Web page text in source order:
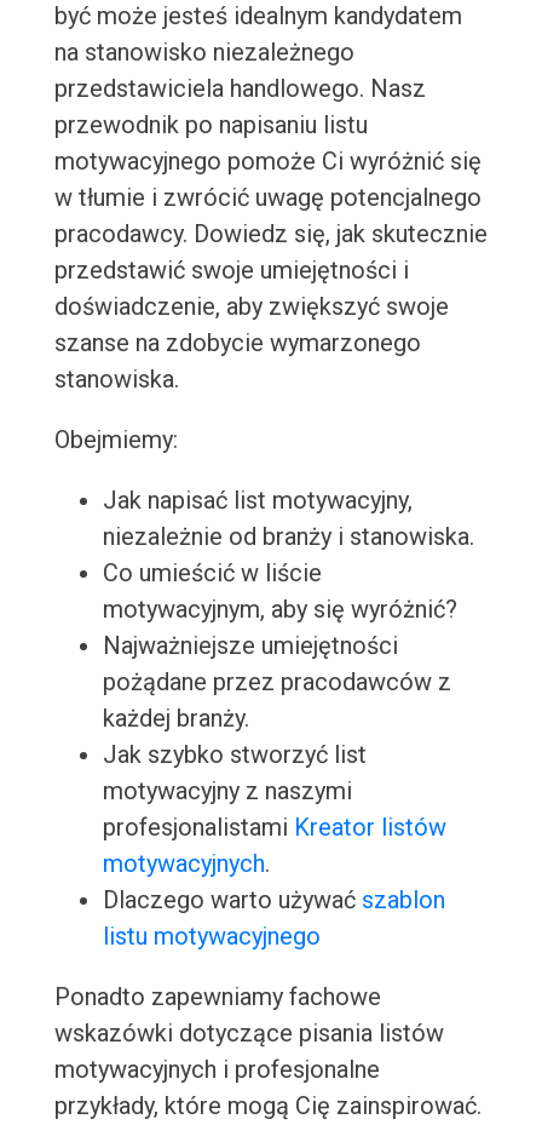
być może jesteś idealnym kandydatem
na stanowisko niezależnego
przedstawiciela handlowego. Nasz
przewodnik po napisaniu listu
motywacyjnego pomoże Ci wyróżnić się
w tłumie i zwrócić uwagę potencjalnego
pracodawcy. Dowiedz się, jak skutecznie
przedstawić swoje umiejętności i
doświadczenie, aby zwiększyć swoje
szanse na zdobycie wymarzonego
stanowiska.
Obejmiemy:
Jak napisać list motywacyjny,
niezależnie od branży i stanowiska.
Co umieścić w liście
motywacyjnym, aby się wyróżnić?
Najważniejsze umiejętności
pożądane przez pracodawców z
każdej branży.
Jak szybko stworzyć list
motywacyjny z naszymi
profesjonalistami Kreator listów
motywacyjnych.
Dlaczego warto używać szablon
listu motywacyjnego
Ponadto zapewniamy fachowe
wskazówki dotyczące pisania listów
motywacyjnych i profesjonalne
przykłady, które mogą Cię zainspirować.